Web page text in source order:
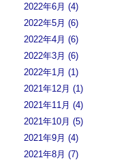
2022年6月 (4)
2022年5月 (6)
2022年4月 (6)
2022年3月 (6)
2022年1月 (1)
2021年12月 (1)
2021年11月 (4)
2021年10月 (5)
2021年9月 (4)
2021年8月 (7)